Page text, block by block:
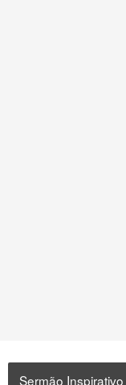
Sermão Inspirativo